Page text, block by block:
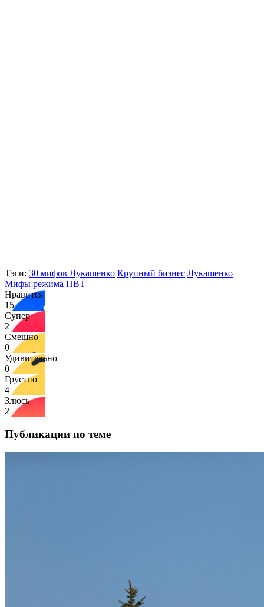
Тэги: 30 мифов Лукашенко Крупный бизнес Лукашенко
Мифы режима ПВТ
Нравится
15
Супер
2
Смешно
0
Удивительно
0
Грустно
4
Злюсь
2
Публикации по теме